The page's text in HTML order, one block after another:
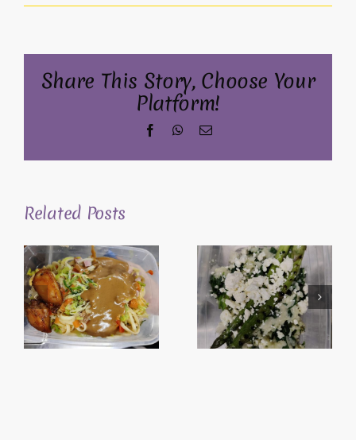
Share This Story, Choose Your
Platform!
FacebookWhatsApp
Email
Related Posts